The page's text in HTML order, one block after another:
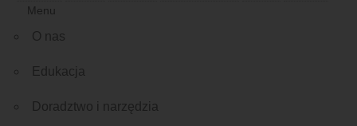
Menu
O nas
Edukacja
Doradztwo i narzędzia